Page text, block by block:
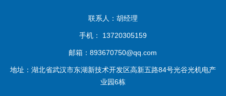
联系人：胡经理
手机： 13720305159
邮箱：893670750@qq.com
地址：湖北省武汉市东湖新技术开发区高新五路84号光谷光机电产
业园6栋